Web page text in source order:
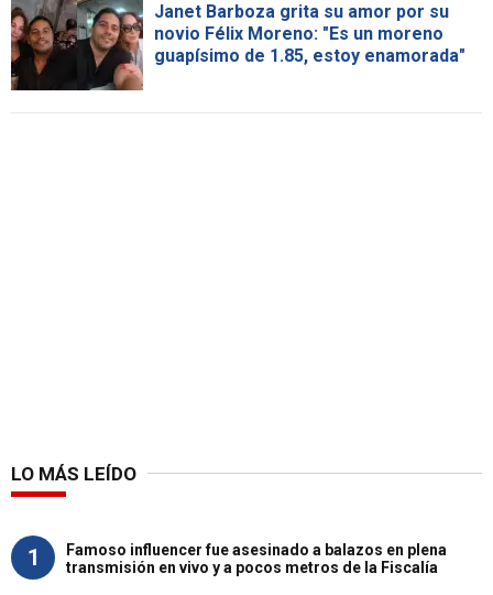
Janet Barboza grita su amor por su
novio Félix Moreno: "Es un moreno
guapísimo de 1.85, estoy enamorada"
LO MÁS LEÍDO
1
Famoso influencer fue asesinado a balazos en plena
transmisión en vivo y a pocos metros de la Fiscalía